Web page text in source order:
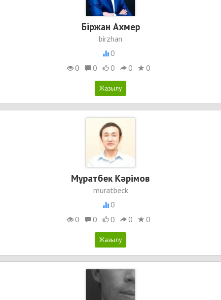
Бiржан Ахмер
birzhan
0
0
0 0 0 0
Мұратбек Кәрімов
muratbeck
0
0
0 0 0 0